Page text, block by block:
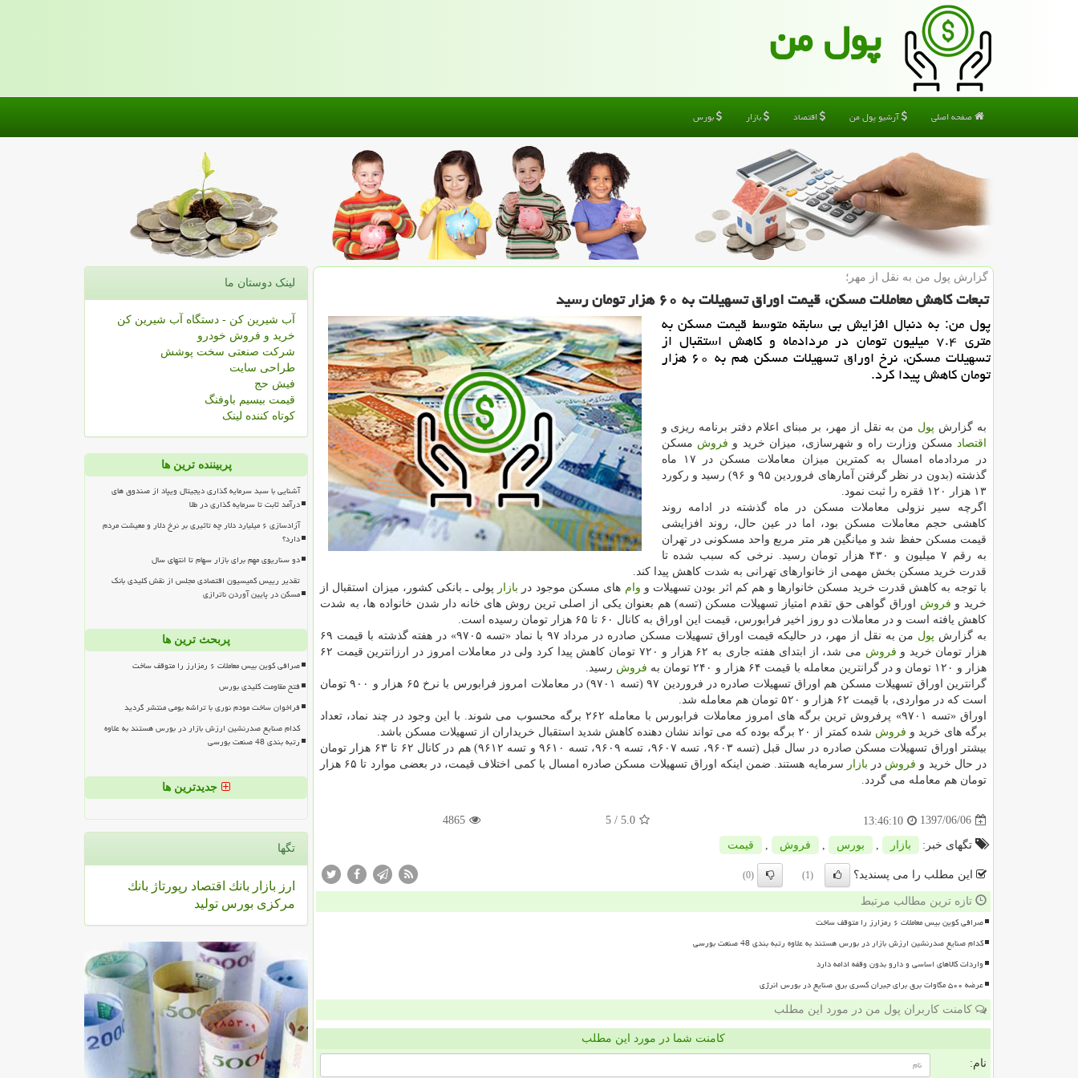
پول من
صفحه اصلی آرشیو پول من اقتصاد بازار بورس
گزارش پول من به نقل از مهر؛
تبعات كاهش معاملات مسكن، قیمت اوراق تسهیلات به ۶۰ هزار تومان رسید
پول من: به دنبال افزایش بی سابقه متوسط قیمت مسكن به
متری ۷.۴ میلیون تومان در مردادماه و كاهش استقبال از
تسهیلات مسكن، نرخ اوراق تسهیلات مسكن هم به ۶۰ هزار
تومان كاهش پیدا كرد.
به گزارش پول من به نقل از مهر، بر مبنای اعلام دفتر برنامه ریزی و
اقتصادمسكن وزارت راه و شهرسازی، میزان خرید و فروش مسكن
در مردادماه امسال به كمترین میزان معاملات مسكن در ۱۷ ماه
گذشته (بدون در نظر گرفتن آمارهای فروردین ۹۵ و ۹۶) رسید و ركورد
۱۳ هزار ۱۲۰ فقره را ثبت نمود.
اگرچه سیر نزولی معاملات مسكن در ماه گذشته در ادامه روند
كاهشی حجم معاملات مسكن بود، اما در عین حال، روند افزایشی
قیمت مسكن حفظ شد و میانگین هر متر مربع واحد مسكونی در تهران
به رقم ۷ میلیون و ۴۳۰ هزار تومان رسید. نرخی كه سبب شده تا
قدرت خرید مسكن بخش مهمی از خانوارهای تهرانی به شدت كاهش پیدا كند.
با توجه به كاهش قدرت خرید مسكن خانوارها و هم كم اثر بودن تسهیلات و وام های مسكن موجود در بازار پولی ـ بانكی كشور، میزان استقبال از
خرید و فروش اوراق گواهی حق تقدم امتیاز تسهیلات مسكن (تسه) هم بعنوان یكی از اصلی ترین روش های خانه دار شدن خانواده ها، به شدت
كاهش یافته است و در معاملات دو روز اخیر فرابورس، قیمت این اوراق به كانال ۶۰ تا ۶۵ هزار تومان رسیده است.
به گزارش پول
من به نقل از مهر، در حالیكه قیمت اوراق تسهیلات مسكن صادره در مرداد ۹۷ با نماد «تسه ۹۷۰۵» در هفته گذشته با قیمت ۶۹
هزار تومان خرید و فروش
می شد، از ابتدای هفته جاری به ۶۲ هزار و ۷۲۰ تومان كاهش پیدا كرد ولی در معاملات امروز در ارزانترین قیمت ۶۲
هزار و ۱۲۰ تومان و در گرانترین معامله با قیمت ۶۴ هزار و ۲۴۰ تومان به
فروش رسید.
گرانترین اوراق تسهیلات مسكن هم اوراق تسهیلات صادره در فروردین ۹۷ (تسه ۹۷۰۱) در معاملات امروز فرابورس با نرخ ۶۵ هزار و ۹۰۰ تومان
است كه در مواردی، با قیمت ۶۲ هزار و ۵۲۰ تومان هم معامله شد.
اوراق «تسه ۹۷۰۱» پرفروش ترین برگه های امروز معاملات فرابورس با معامله ۲۶۲ برگه محسوب می شوند. با این وجود در چند نماد، تعداد
برگه های خرید و فروش شده كمتر از ۲۰ برگه بوده كه می تواند نشان دهنده كاهش شدید استقبال خریداران از تسهیلات مسكن باشد.
بیشتر اوراق تسهیلات مسكن صادره در سال قبل (تسه ۹۶۰۳، تسه ۹۶۰۷، تسه ۹۶۰۹، تسه ۹۶۱۰ و تسه ۹۶۱۲) هم در كانال ۶۲ تا ۶۳ هزار تومان
در حال خرید و فروش در بازار
سرمایه هستند. ضمن اینكه اوراق تسهیلات مسكن صادره امسال با كمی اختلاف قیمت، در بعضی موارد تا ۶۵ هزار
تومان هم معامله می گردد.
1397/06/06
13:46:10
5.0
/ 5
4865
تگهای خبر: بازار بورس فروش قیمت
این مطلب را می پسندید؟ (1)
(0)
تازه ترین مطالب مرتبط
صرافی کوین بیس معاملات ۶ رمزارز را متوقف ساخت
کدام صنایع صدرنشین ارزش بازار در بورس هستند به علاوه رتبه بندی 48 صنعت بورسی
واردات کالاهای اساسی و دارو بدون وقفه ادامه دارد
عرضه ۵۰۰ مگاوات برق برای جبران کسری برق صنایع در بورس انرژی
کامنت کاربران پول من در مورد این مطلب
کامنت شما در مورد این مطلب
نام:
لینک دوستان ما
آب شیرین کن - دستگاه آب شیرین کن
خرید و فروش خودرو
شرکت صنعتی سخت پوشش
طراحی سایت
فیش حج
قیمت بیسیم باوفنگ
کوتاه کننده لینک
پربیننده ترین ها
آشنایی با سبد سرمایه گذاری دیجیتال ویپاد از صندوق های
درآمد ثابت تا سرمایه گذاری در طلا
آزادسازی ۶ میلیارد دلار چه تاثیری بر نرخ دلار و معیشت مردم
دارد؟
دو سناریوی مهم برای بازار سهام تا انتهای سال
تقدیر رییس کمیسیون اقتصادی مجلس از نقش کلیدی بانک
مسکن در پایین آوردن ناترازی
پربحث ترین ها
صرافی کوین بیس معاملات ۶ رمزارز را متوقف ساخت
فتح مقاومت کلیدی بورس
فراخوان ساخت مودم نوری با تراشه بومی منتشر گردید
کدام صنایع صدرنشین ارزش بازار در بورس هستند به علاوه
رتبه بندی 48 صنعت بورسی
جدیدترین ها
تگها
ارز بازار بانك اقتصاد رپورتاژ بانك
مركزی بورس تولید